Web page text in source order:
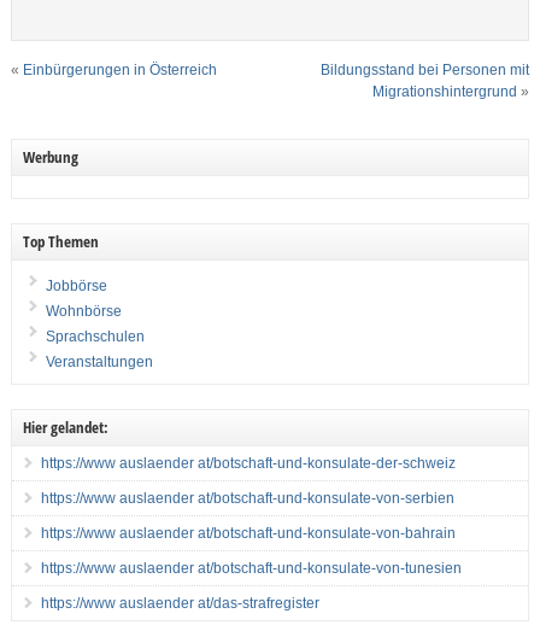
« Einbürgerungen in Österreich
Bildungsstand bei Personen mit
Migrationshintergrund »
Werbung
Top Themen
Jobbörse
Wohnbörse
Sprachschulen
Veranstaltungen
Hier gelandet:
https://www auslaender at/botschaft-und-konsulate-der-schweiz
https://www auslaender at/botschaft-und-konsulate-von-serbien
https://www auslaender at/botschaft-und-konsulate-von-bahrain
https://www auslaender at/botschaft-und-konsulate-von-tunesien
https://www auslaender at/das-strafregister